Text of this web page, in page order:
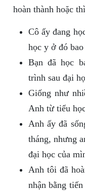
hoàn thành hoặc
Cô ấy đang
học y ở đó
Bạn đã học
trình sau đại
Giống như
Anh từ tiểu
Anh ấy đã
tháng, nhưng
đại học của
Anh tôi đã
nhận bằng